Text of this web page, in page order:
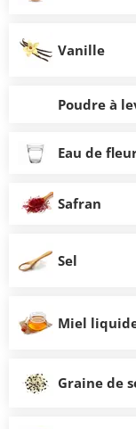
Vanille
Poudre à
Eau de
Safran
Sel
Miel
Graine de